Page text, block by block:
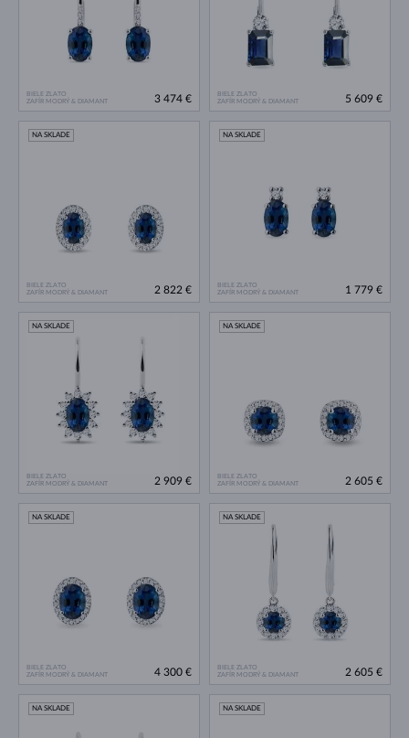
BIELE ZLATO
ZAFÍR MODRÝ & DIAMANT
3 474 €
BIELE ZLATO
ZAFÍR MODRÝ & DIAMANT
5 609 €
BIELE ZLATO
ZAFÍR MODRÝ & DIAMANT
NA SKLADE
2 822 €
BIELE ZLATO
ZAFÍR MODRÝ & DIAMANT
NA SKLADE
1 779 €
BIELE ZLATO
ZAFÍR MODRÝ & DIAMANT
NA SKLADE
2 909 €
BIELE ZLATO
ZAFÍR MODRÝ & DIAMANT
NA SKLADE
2 605 €
BIELE ZLATO
ZAFÍR MODRÝ & DIAMANT
NA SKLADE
4 300 €
BIELE ZLATO
ZAFÍR MODRÝ & DIAMANT
NA SKLADE
2 605 €
NA SKLADE NA SKLADE